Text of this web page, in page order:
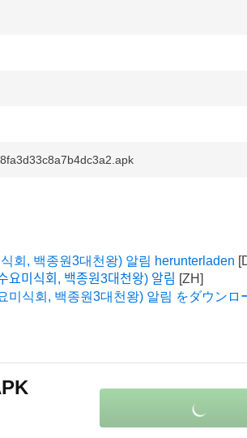
회, 백종원3대천왕) 알림 herunterladen
요미식회, 백종원3대천왕) 알림
미식회, 백종원3대천왕) 알림 をダウンロ